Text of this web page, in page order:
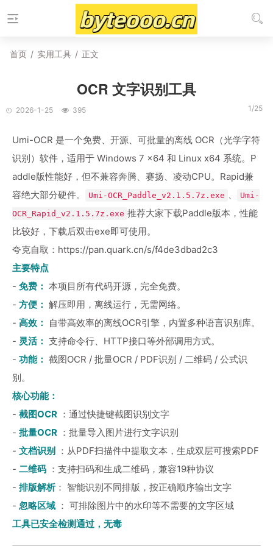
首页 / 实用工具 / 正文
OCR 文字识别工具
2026-1-25 395 1/25
Umi-OCR 是一个免费、开源、可批量的离线 OCR（光学字符
识别）软件，适用于 Windows 7 x64 和 Linux x64 系统。P
addle版性能好，但不兼容奔腾、赛扬、凌动CPU。Rapid兼
容绝大部分硬件。
Umi-OCR_Paddle_v2.1.5.7z.exe 、
Umi-
OCR_Rapid_v2.1.5.7z.exe 推荐大家下载Paddle版本，性能
比较好，下载后双击exe即可使用。
夸克自取： https://pan.quark.cn/s/f4de3dbad2c3
主要特点
- 免费： 本项目所有代码开源，完全免费。
- 方便： 解压即用，离线运行，无需网络。
- 高效：
自带高效率的离线OCR引擎，内置多种语言识别库。
- 灵活： 支持命令行、HTTP接口等外部调用方式。
- 功能： 截图OCR / 批量OCR / PDF识别 / 二维码 / 公式识
别。
核心功能：
- 截图OCR ：通过快捷键截图识别文字
- 批量OCR ：批量导入图片进行文字识别
- 文档识别 ：从PDF扫描件中提取文本，生成双层可搜索PDF
- 二维码 ：支持扫码和生成二维码，兼容19种协议
- 排版解析： 智能识别不同排版，按正确顺序输出文字
- 忽略区域 ： 可排除图片中的水印等不需要的文字区域
工具已安全检测通过，无毒